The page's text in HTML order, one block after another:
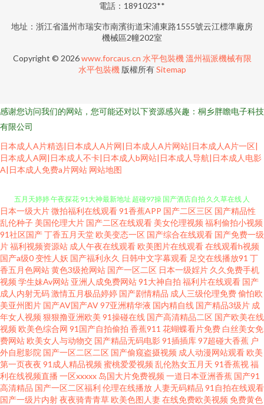
電話：1891023**
地址：浙江省溫州市瑞安市南濱街道宋浦東路1555號云江標準廠房
機械區2幢202室
Copyright © 2026www.forcaus.cn 水平包裝機 溫州福派機械有限
水平包裝機 版權所有Sitemap
感谢您访问我们的网站，您可能还对以下资源感兴趣：桐乡胖瞻电子科技
有限公司
日本成人A片精选|日本成人A片网|日本成人A片网站|日本成人A片一区|
日本成人A网|日本成人不卡|日本成人b网站|日本成人导航|日本成人电影
A|日本成人免费a片网站 网站地图
韩国精品一区 亚洲变态性爱网 狼友av影院 欧美色一区 日韩a级在线观看 瑟瑟
五月天婷婷 午夜探花 91大神最新地址 超碰97操 国产酒店自拍 久久草在线 人
妖av 午夜福利tv 影音先锋色情电影 a级黄卡 国产精品色窝窝 激情福利影院 日
韩精品一品二品 91cn在线播放 91主播共享福利 www91操 成人青青草久久
色色日韩 在线免费看91 av福利网址 岛国操逼视频网站 九九福利视频导航 欧
美性BB 四虎影音 黄网站大全 精品91海角一区 超碰人人爱爱 成人日韩国产 精
品久久丁香五月 亚洲激情丝袜网 91综合视频 91工厂露脸熟女 韩国AV中国网
日本一级大片微拍福利在线观看91香蕉APP 国产二区三区 国产精品性
乱伦种子 美国伦理大片 国产二区在线观看 美女伦理视频 福利偷拍小视频
91社区国产丁香五月天堂欧美变态一区 国产综合在线观看 国产免费一级
片福利视频资源站 成人午夜在线观看欧美图片在线观看在线观看h视频
国产a级0变性人妖 国产福利永久 日韩中文字幕观看 足交在线播放91 丁
香五月色网站黄色3级抢网站 国产一区二区 日本一级婬片 久久免费手机
视频 学生妹Av网站 亚洲人成免费网站91大神自拍 福利片在线观看 国产
成人内射无码激情五月极品婷婷 国产剧情精品 成人三级伦理免费偷怕欧
美亚州图片 国产AV国产AV97亚洲精华液 国内精自线 国产精品3级片 成
年女人视频 狠狠撸亚洲欧美 91操碰在线 国产高清精品二区 国产欧美在线
视频 欧美色综合网 91国产自拍偷拍 香蕉911 花蝴蝶看片免费 白丝美女免
费网站欧美女人与动物交 国产精品无码电影91插插库97超碰大香蕉 户
外自慰影院 国产一区二区二区 国产偷窥盗摄视频 成人动漫网站观看欧美
第一页夜夜 91成人精品视频 蜜桃爱爱视频 乱伦熟女五月天 91香蕉视福
利在线视频直播 一区xxxxx 岛国大片免费视频 一道日本亚洲香蕉 国产91
高清精品 国产一区二区福利 伦理在线播放 人妻无码精品 91自拍在线观看
国产一级片内射夜夜骑青青草欧美色图人妻在线免费欧美视频 免费黄色